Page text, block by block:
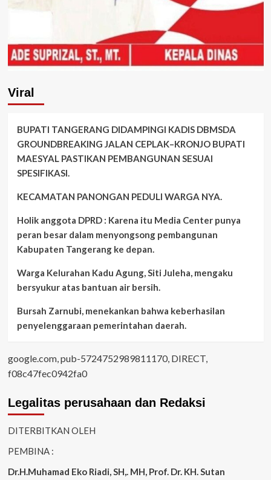
Viral
BUPATI TANGERANG DIDAMPINGI KADIS DBMSDA
GROUNDBREAKING JALAN CEPLAK–KRONJO BUPATI
MAESYAL PASTIKAN PEMBANGUNAN SESUAI
SPESIFIKASI.
KECAMATAN PANONGAN PEDULI WARGA NYA.
Holik anggota DPRD : Karena itu Media Center punya
peran besar dalam menyongsong pembangunan
Kabupaten Tangerang ke depan.
Warga Kelurahan Kadu Agung, Siti Juleha, mengaku
bersyukur atas bantuan air bersih.
Bursah Zarnubi, menekankan bahwa keberhasilan
penyelenggaraan pemerintahan daerah.
google.com, pub-5724752989811170, DIRECT,
f08c47fec0942fa0
Legalitas perusahaan dan Redaksi
DITERBITKAN OLEH
PEMBINA :
Dr.H.Muhamad Eko Riadi , SH,. MH , Prof. Dr. KH. Sutan